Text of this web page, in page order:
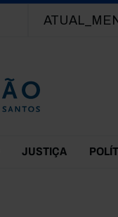
JUSTIÇA